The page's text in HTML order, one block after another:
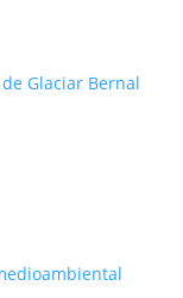
Glaciar Bernal